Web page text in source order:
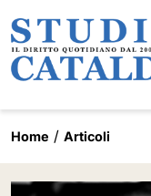
Home Articoli